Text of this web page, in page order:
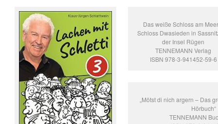
Das weiße Schloss am
Schloss Dwasieden in
der Insel Rügen
TENNEMANN Verlag
ISBN 978-3-941452-59-6
„Mötst di nich argern – Das
Hörbuch“
TENNEMANN